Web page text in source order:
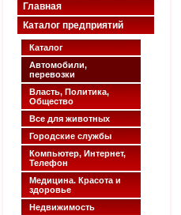
Главная
Каталог предприятий
Каталог
Автомобили,
перевозки
Власть, Политика,
Общество
Все для животных
Городские службы
Компьютер, Интернет,
Телефон
Медицина. Красота и
здоровье
Недвижимость